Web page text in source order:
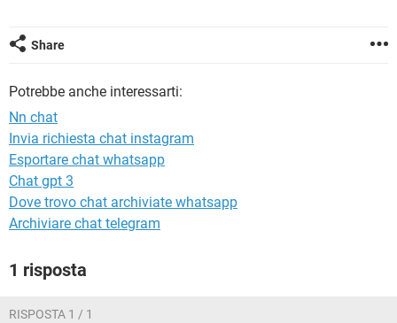
HARDWARE
TIKTOK
Share
Potrebbe anche interessarti:
Nn chat
Invia richiesta chat instagram
Esportare chat whatsapp
Chat gpt 3
Dove trovo chat archiviate whatsapp
Archiviare chat telegram
1 risposta
RISPOSTA 1 / 1